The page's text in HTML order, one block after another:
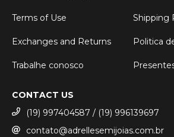
Terms of Use Shipping
Exchanges and Returns Politica
Trabalhe conosco
CONTACT US
(19) 997404587 / (19) 996139697
contato@adrellesemijoias.com.br